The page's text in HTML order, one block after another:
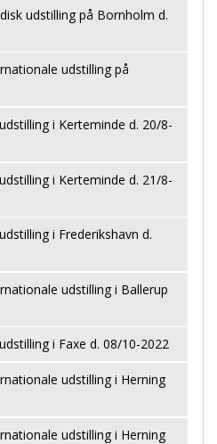
udstilling på Bornholm d.
udstilling på
i Kerteminde d. 20/8-
i Kerteminde d. 21/8-
i Frederikshavn d.
udstilling i Ballerup
i Faxe d. 08/10-2022
udstilling i Herning
udstilling i Herning